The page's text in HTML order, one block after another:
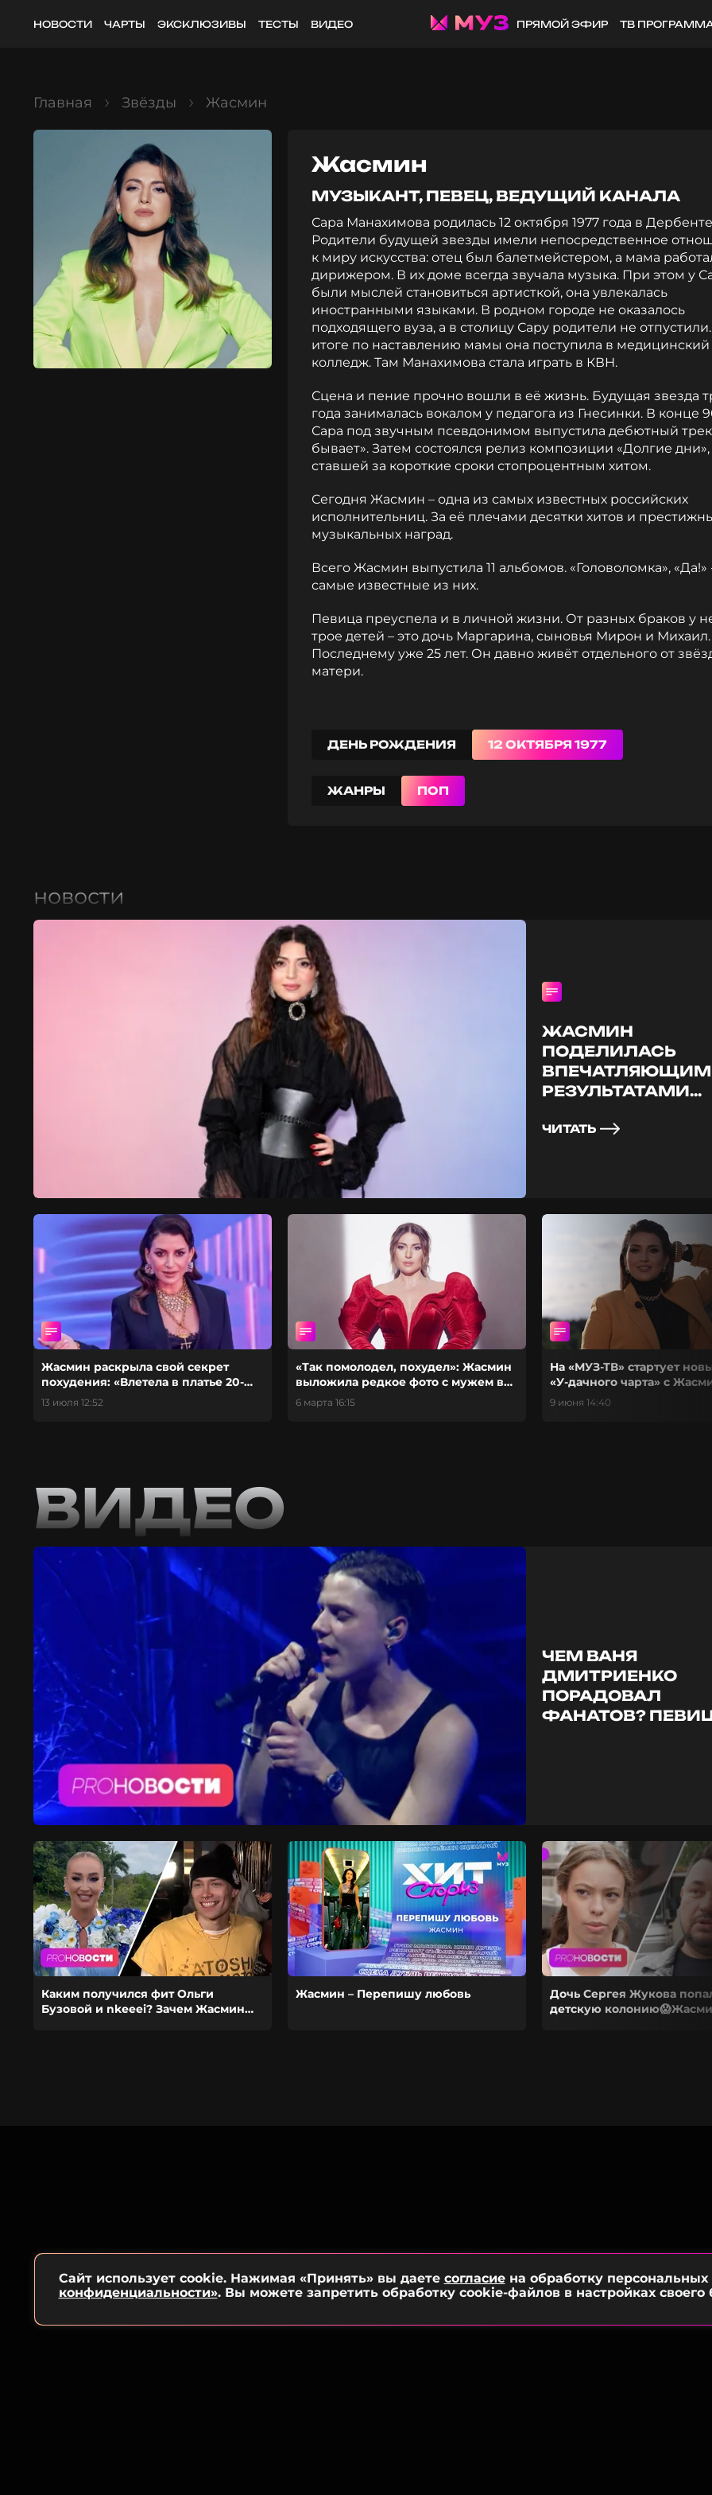
НОВОСТИ ЧАРТЫ ЭКСКЛЮЗИВЫ ТЕСТЫ ВИДЕО ПРЯМОЙ ЭФИР ТВ
Главная Звёзды Жасмин
Жасмин
МУЗЫКАНТ, ПЕВЕЦ, ВЕДУЩИЙ КАНАЛА
Сара Манахимова родилась 12 октября 1977 года в
Родители будущей звезды имели непосредственное
к миру искусства: отец был балетмейстером, а мама
дирижером. В их доме всегда звучала музыка. При этом у
были мыслей становиться артисткой, она увлекалась
иностранными языками. В родном городе не оказалось
подходящего вуза, а в столицу Сару родители не
итоге по наставлению мамы она поступила в медицинский
колледж. Там Манахимова стала играть в КВН.
Сцена и пение прочно вошли в её жизнь. Будущая звезда
года занималась вокалом у педагога из Гнесинки. В конце
Сара под звучным псевдонимом выпустила дебютный трек
бывает». Затем состоялся релиз композиции «Долгие дни»,
ставшей за короткие сроки стопроцентным хитом.
Сегодня Жасмин – одна из самых известных российских
исполнительниц. За её плечами десятки хитов и
музыкальных наград.
Всего Жасмин выпустила 11 альбомов. «Головоломка», «Да!»
самые известные из них.
Певица преуспела и в личной жизни. От разных браков у
трое детей – это дочь Маргарина, сыновья Мирон и Михаил.
Последнему уже 25 лет. Он давно живёт отдельного от
матери.
ДЕНЬ РОЖДЕНИЯ 12 ОКТЯБРЯ 1977
ЖАНРЫ ПОП
новости
ЖАСМИН
ПОДЕЛИЛАСЬ
РЕЗУЛЬТАТАМИ
ЧИТАТЬ
Жасмин раскрыла свой секрет
похудения: «Влетела в платье 20-
летней давности»
13 июля 12:52
«Так помолодел, похудел»: Жасмин
выложила редкое фото с мужем в
день его рождения
6 марта 16:15
На «МУЗ-ТВ» стартует
«У-дачного чарта» с
9 июня 14:40
ВИДЕО
ЧЕМ ВАНЯ
ДМИТРИЕНКО
ПОРАДОВАЛ
ФАНАТОВ?
Каким получился фит Ольги
Бузовой и nkeeei? Зачем Жасмин
Жасмин – Перепишу любовь
Дочь Сергея Жукова
детскую
Сайт использует cookie. Нажимая «Принять» вы даете согласиена обработку
конфиденциальности». Вы можете запретить обработку cookie-файлов в настройках своего